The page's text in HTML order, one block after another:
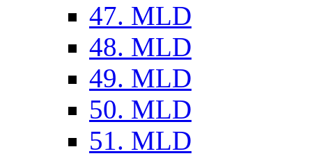
47. MLD
48. MLD
49. MLD
50. MLD
51. MLD